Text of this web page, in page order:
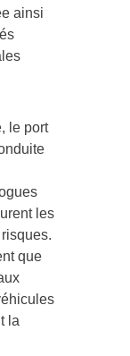
ainsi
le port
les
que
la